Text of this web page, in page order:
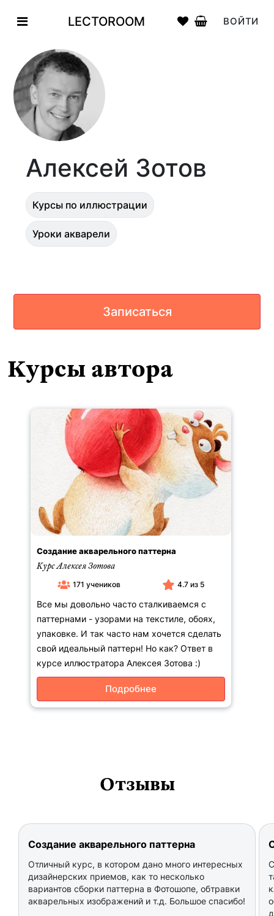
LECTOROOM ВОЙТИ
Алексей Зотов
Курсы по иллюстрации
Уроки акварели
Записаться
Курсы автора
Создание акварельного паттерна
Курс Алексея Зотова
171 учеников 4.7 из 5
Все мы довольно часто сталкиваемся с
паттернами - узорами на текстиле, обоях,
упаковке. И так часто нам хочется сделать
свой идеальный паттерн! Но как? Ответ в
курсе иллюстратора Алексея Зотова :)
Подробнее
Отзывы
Создание акварельного паттерна
Отличный курс, в котором дано много интересных
дизайнерских приемов, как то несколько
вариантов сборки паттерна в Фотошопе, обтравки
акварельных изображений и т.д. Большое спасибо!